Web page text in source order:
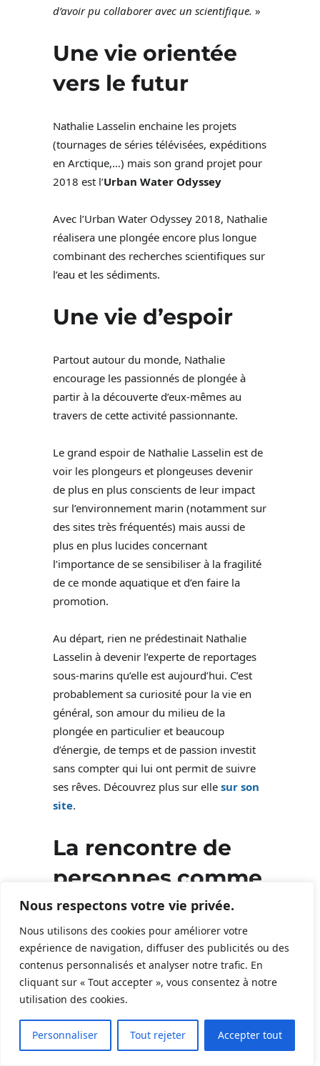
Nous respectons votre vie privée.
Nous utilisons des cookies pour améliorer votre
expérience de navigation, diffuser des publicités ou des
contenus personnalisés et analyser notre trafic. En
cliquant sur « Tout accepter », vous consentez à notre
utilisation des cookies.
Personnaliser Tout rejeter Accepter tout
d’avoir pu collaborer avec un scientifique. »
Une vie orientée
vers le futur
Nathalie Lasselin enchaine les projets
(tournages de séries télévisées, expéditions
en Arctique,…) mais son grand projet pour
2018 est l’Urban Water Odyssey
Avec l’Urban Water Odyssey 2018, Nathalie
réalisera une plongée encore plus longue
combinant des recherches scientifiques sur
l’eau et les sédiments.
Une vie d’espoir
Partout autour du monde, Nathalie
encourage les passionnés de plongée à
partir à la découverte d’eux-mêmes au
travers de cette activité passionnante.
Le grand espoir de Nathalie Lasselin est de
voir les plongeurs et plongeuses devenir
de plus en plus conscients de leur impact
sur l’environnement marin (notamment sur
des sites très fréquentés) mais aussi de
plus en plus lucides concernant
l’importance de se sensibiliser à la fragilité
de ce monde aquatique et d’en faire la
promotion.
Au départ, rien ne prédestinait Nathalie
Lasselin à devenir l’experte de reportages
sous-marins qu’elle est aujourd’hui. C’est
probablement sa curiosité pour la vie en
général, son amour du milieu de la
plongée en particulier et beaucoup
d’énergie, de temps et de passion investit
sans compter qui lui ont permit de suivre
ses rêves. Découvrez plus sur elle sur son
site.
La rencontre de
personnes comme
Nathalie Lasselin
est inspirante et
porteuse d’un
message : oui
nous pouvons
développer nos